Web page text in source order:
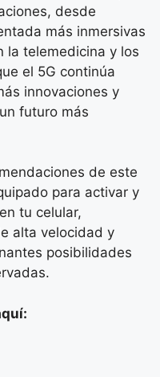
desde
más inmersivas
la telemedicina y los
el 5G continúa
innovaciones y
futuro más
de este
para activar y
tu celular,
alta velocidad y
posibilidades